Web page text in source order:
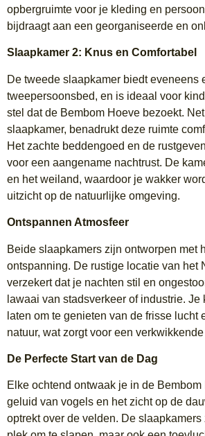
opbergruimte voor je kleding en
bijdraagt aan een georganiseerde en
Slaapkamer 2: Knus en Comfortabel
De tweede slaapkamer biedt eveneens
tweepersoonsbed, en is ideaal voor
stel dat de Bembom Hoeve bezoekt.
slaapkamer, benadrukt deze ruimte
Het zachte beddengoed en de
voor een aangename nachtrust. De
en het weiland, waardoor je wakker
uitzicht op de natuurlijke omgeving.
Ontspannen Atmosfeer
Beide slaapkamers zijn ontworpen met
ontspanning. De rustige locatie van het
verzekert dat je nachten stil en
lawaai van stadsverkeer of industrie. Je
laten om te genieten van de frisse lucht
natuur, wat zorgt voor een
De Perfecte Start van de Dag
Elke ochtend ontwaak je in de Bembom
geluid van vogels en het zicht op de
optrekt over de velden. De